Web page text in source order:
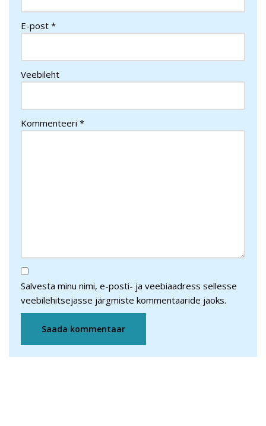
E-post *
Veebileht
Kommenteeri *
Salvesta minu nimi, e-posti- ja veebiaadress sellesse
veebilehitsejasse järgmiste kommentaaride jaoks.